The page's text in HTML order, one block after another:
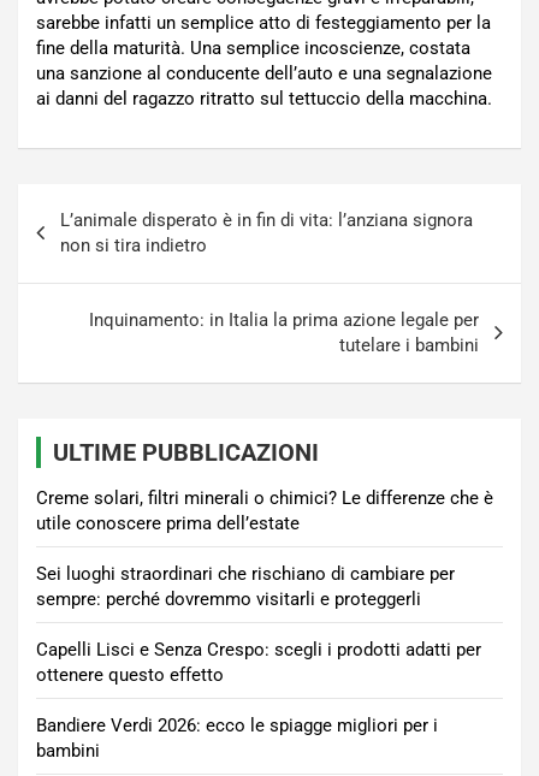
sarebbe infatti un semplice atto di festeggiamento per la
fine della maturità. Una semplice incoscienze, costata
una sanzione al conducente dell’auto e una segnalazione
ai danni del ragazzo ritratto sul tettuccio della macchina.
articoli
L’animale disperato è in fin di vita: l’anziana signora
non si tira indietro
Inquinamento: in Italia la prima azione legale per
tutelare i bambini
ULTIME PUBBLICAZIONI
Creme solari, filtri minerali o chimici? Le differenze che è
utile conoscere prima dell’estate
Sei luoghi straordinari che rischiano di cambiare per
sempre: perché dovremmo visitarli e proteggerli
Capelli Lisci e Senza Crespo: scegli i prodotti adatti per
ottenere questo effetto
Bandiere Verdi 2026: ecco le spiagge migliori per i
bambini